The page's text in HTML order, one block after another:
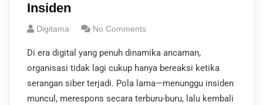
Insiden
Digitama No Comments
Di era digital yang penuh dinamika ancaman,
organisasi tidak lagi cukup hanya bereaksi ketika
serangan siber terjadi. Pola lama—menunggu insiden
muncul, merespons secara terburu-buru, lalu kembali